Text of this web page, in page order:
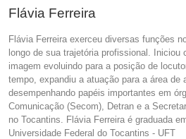
Flávia Ferreira
Flávia Ferreira exerceu diversas funções
longo de sua trajetória profissional.
imagem evoluindo para a posição de
tempo, expandiu a atuação para a área de
desempenhando papéis importantes em
Comunicação (Secom), Detran e a
no Tocantins. Flávia Ferreira é graduada
Universidade Federal do Tocantins - UFT